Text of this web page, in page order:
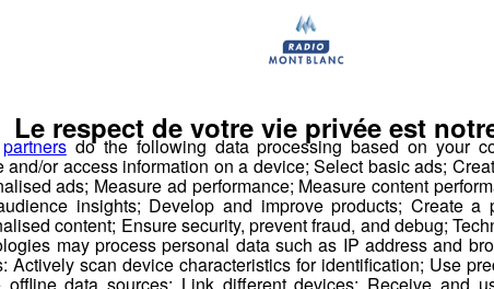
anglo-saxonne
Jerôme.
pas encore mises en place qu'elles plaisent déjà : l'école
de dérogation de parents d'autres quartiers de la
partnersdo the following data processing based on your
and/or access information on a device; Select basic ads;
ads; Measure ad performance; Measure content
insights; Develop and improve products; Create a
content; Ensure security, prevent fraud, and debug;
may process personal data such as IP address and
Actively scan device characteristics for identification; Use
offline data sources; Link different devices; Receive and
Le respect de votre vie privée est